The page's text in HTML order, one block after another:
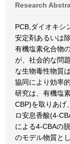
Research
PCB,ダイオキシ
安定剤あるいは
有機塩素化合物
が、社会的な問
な生物毒性物質
協同により効率
研究は、有機塩
CBP)を取りあげ
ロ安息香酸(4-
による4-CBAの
のモデル物質と